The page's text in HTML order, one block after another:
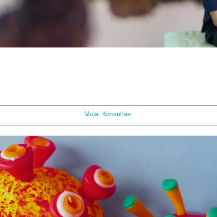
Mulai Konsultasi